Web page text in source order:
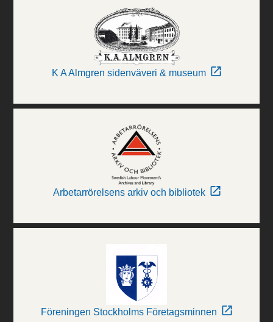
K A Almgren sidenväveri & museum
Arbetarrörelsens arkiv och bibliotek
Föreningen Stockholms Företagsminnen